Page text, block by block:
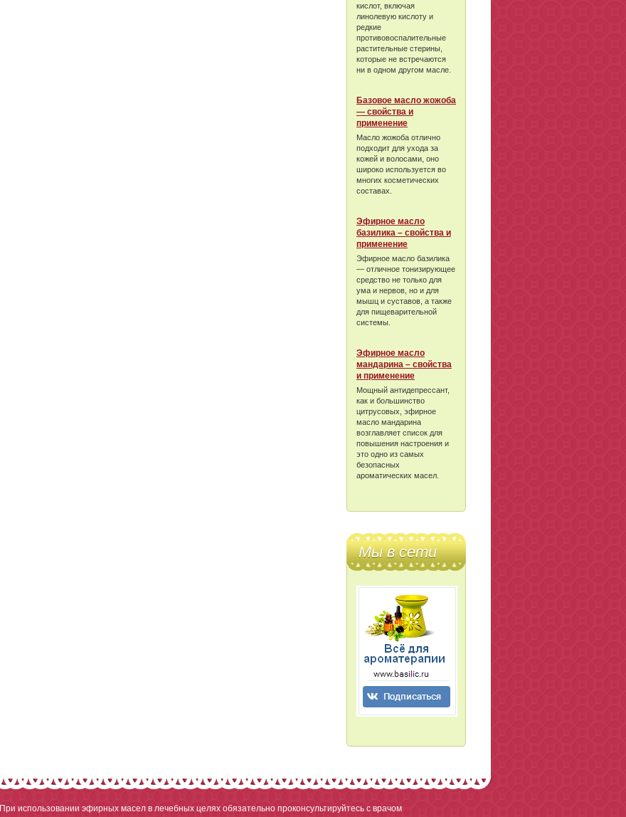
кислот, включая
линолевую кислоту и
редкие
противовоспалительные
растительные стерины,
которые не встречаются
ни в одном другом масле.
Базовое масло жожоба
— свойства и
применение
Масло жожоба отлично
подходит для ухода за
кожей и волосами, оно
широко используется во
многих косметических
составах.
Эфирное масло
базилика – свойства и
применение
Эфирное масло базилика
— отличное тонизирующее
средство не только для
ума и нервов, но и для
мышц и суставов, а также
для пищеварительной
системы.
Эфирное масло
мандарина – свойства
и применение
Мощный антидепрессант,
как и большинство
цитрусовых, эфирное
масло мандарина
возглавляет список для
повышения настроения и
это одно из самых
безопасных
ароматических масел.
Мы в сети
При использовании эфирных масел в лечебных целях обязательно проконсультируйтесь с врачом